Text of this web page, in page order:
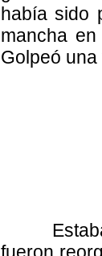
había sido
mancha
Golpeó